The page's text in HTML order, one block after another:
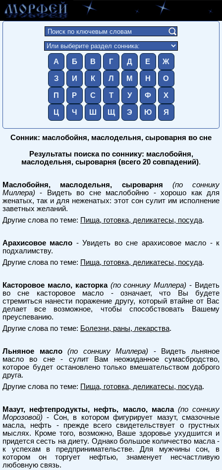
А Б В Г Д Е Ж
З И К Л М Н О
П Р С Т У Ф Х
Ц Ч Ш Щ Э Ю Я
Сонник: маслобойня, маслодельня, сыроварня во сне
Результаты поиска по соннику: маслобойня,
маслодельня, сыроварня (всего 20 совпадений).
Маслобойня, маслодельня, сыроварня
(по соннику
Миллера) - Видеть во сне маслобойню - хорошо как для
женатых, так и для неженатых: этот сон сулит им исполнение
заветных желаний.
Другие слова по теме: Пища, готовка, деликатесы, посуда.
Арахисовое масло - Увидеть во сне арахисовое масло - к
подхалимству.
Другие слова по теме: Пища, готовка, деликатесы, посуда.
Касторовое масло, касторка (по соннику Миллера) - Видеть
во сне касторовое масло - означает, что Вы будете
стремиться нанести поражение другу, который втайне от Вас
делает все возможное, чтобы способствовать Вашему
преуспеванию.
Другие слова по теме: Болезни, раны, лекарства.
Льняное масло (по соннику Миллера) - Видеть льняное
масло во сне - сулит Вам неожиданное сумасбродство,
которое будет остановлено только вмешательством доброго
друга.
Другие слова по теме: Пища, готовка, деликатесы, посуда.
Мазут, нефтепродукты, нефть, масло, масла (по соннику
Морозовой) - Сон, в котором фигурирует мазут, смазочные
масла, нефть - прежде всего свидетельствует о грустных
мыслях. Кроме того, возможно, Ваше здоровье ухудшится и
придется сесть на диету. Однако большое количество масла -
к успехам в предпринимательстве. Для мужчины сон, в
котором он торгует нефтью, знаменует несчастливую
любовную связь.